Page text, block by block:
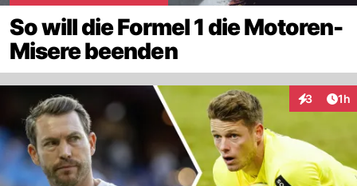
So will die Formel 1 die Motoren-
Misere beenden
3 1h